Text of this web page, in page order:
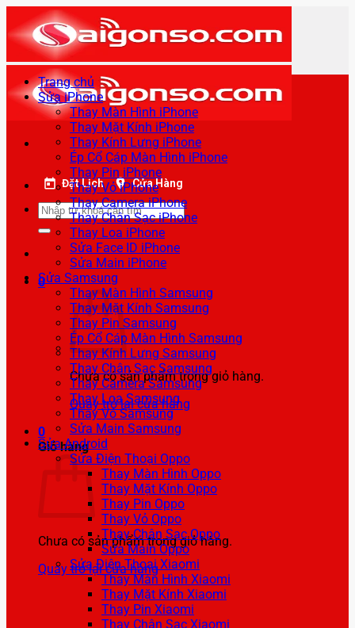
qua
nội
dung
Đặt Lịch Cửa Hàng
Tìm
kiếm:
0
Chưa có sản phẩm trong giỏ hàng.
Quay trở lại cửa hàng
0
Giỏ hàng
Chưa có sản phẩm trong giỏ hàng.
Quay trở lại cửa hàng
Trang chủ
Sửa iPhone
Thay Màn Hình iPhone
Thay Mặt Kính iPhone
Thay Kính Lưng iPhone
Ép Cổ Cáp Màn Hình iPhone
Thay Pin iPhone
Thay Vỏ iPhone
Thay Camera iPhone
Thay Chân Sạc iPhone
Thay Loa iPhone
Sửa Face ID iPhone
Sửa Main iPhone
Sửa Samsung
Thay Màn Hình Samsung
Thay Mặt Kính Samsung
Thay Pin Samsung
Ép Cổ Cáp Màn Hình Samsung
Thay Kính Lưng Samsung
Thay Chân Sạc Samsung
Thay Camera Samsung
Thay Loa Samsung
Thay Vỏ Samsung
Sửa Main Samsung
Sửa Android
Sửa Điện Thoại Oppo
Thay Màn Hình Oppo
Thay Mặt Kính Oppo
Thay Pin Oppo
Thay Vỏ Oppo
Thay Chân Sạc Oppo
Sửa Main Oppo
Sửa Điện Thoại Xiaomi
Thay Màn Hình Xiaomi
Thay Mặt Kính Xiaomi
Thay Pin Xiaomi
Thay Chân Sạc Xiaomi